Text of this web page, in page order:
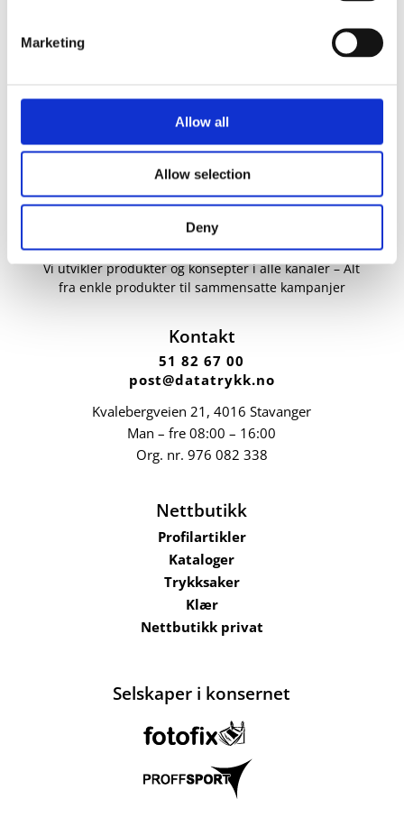
Marketing
Allow all
Allow selection
Deny
Vi utvikler produkter og konsepter i alle kanaler – Alt
fra enkle produkter til sammensatte kampanjer
Kontakt
51 82 67 00
post@datatrykk.no
Kvalebergveien 21 , 4016 Stavanger
Man – fre 08:00 – 16:00
Org. nr. 976 082 338
Nettbutikk
Profilartikler
Kataloger
Trykksaker
Klær
Nettbutikk privat
Selskaper i konsernet